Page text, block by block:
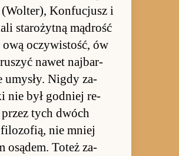
(Wol­ter), Kon­fucjusz i
staro­żytną mądrość
ową oczywisto­ść, ów
na­wet naj­bar­
umysły. Ni­gdy za­
nie był god­niej re­
tych dwóch
nie mniej
osądem. To­też za­